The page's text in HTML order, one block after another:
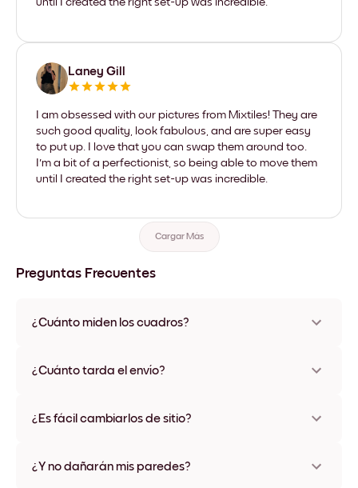
Laney Gill
I am obsessed with our pictures from Mixtiles! They are
such good quality, look fabulous, and are super easy
to put up. I love that you can swap them around too.
I'm a bit of a perfectionist, so being able to move them
until I created the right set-up was incredible.
Cargar Más
Preguntas Frecuentes
¿Cuánto miden los cuadros?
varios materiales y colores de marco, incluidas opciones sin
¿Cuánto tarda el envío?
disponibles en algunos países. Te enviaremos un número de
¿Es fácil cambiarlos de sitio?
ningún daño
¿Y no dañarán mis paredes?